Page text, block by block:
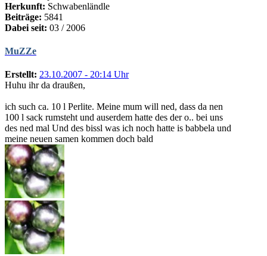
Herkunft: Schwabenländle
Beiträge: 5841
Dabei seit: 03 / 2006
MuZZe
Erstellt: 23.10.2007 - 20:14 Uhr
Huhu ihr da draußen,
ich such ca. 10 l Perlite. Meine mum will ned, dass da nen
100 l sack rumsteht und auserdem hatte des der o.. bei uns
des ned mal Und des bissl was ich noch hatte is babbela und
meine neuen samen kommen doch bald